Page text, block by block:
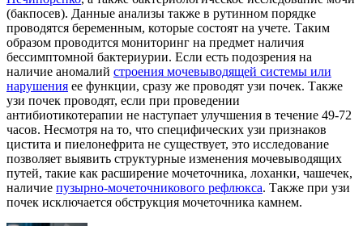
(бакпосев). Данные анализы также в рутинном порядке
проводятся беременным, которые состоят на учете. Таким
образом проводится мониторинг на предмет наличия
бессимптомной бактериурии. Если есть подозрения на
наличие аномалий строения мочевыводящей системы или
нарушения ее функции, сразу же проводят узи почек. Также
узи почек проводят, если при проведении
антибиотикотерапии не наступает улучшения в течение 49-72
часов. Несмотря на то, что специфических узи признаков
цистита и пиелонефрита не существует, это исследование
позволяет выявить структурные изменения мочевыводящих
путей, такие как расширение мочеточника, лоханки, чашечек,
наличие пузырно-мочеточникового рефлюкса. Также при узи
почек исключается обструкция мочеточника камнем.